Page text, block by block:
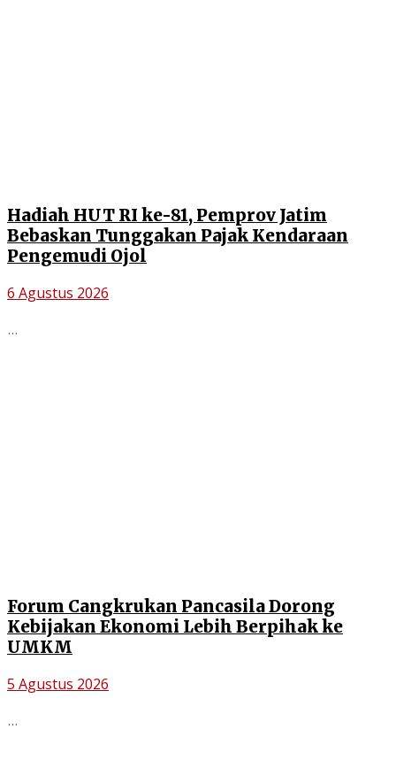
Hadiah HUT RI ke-81, Pemprov Jatim
Bebaskan Tunggakan Pajak Kendaraan
Pengemudi Ojol
6 Agustus 2026
...
Forum Cangkrukan Pancasila Dorong
Kebijakan Ekonomi Lebih Berpihak ke
UMKM
5 Agustus 2026
...